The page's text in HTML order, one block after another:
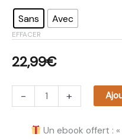
Sans Avec
EFFACER
22,99€
- +
Un ebook offert :